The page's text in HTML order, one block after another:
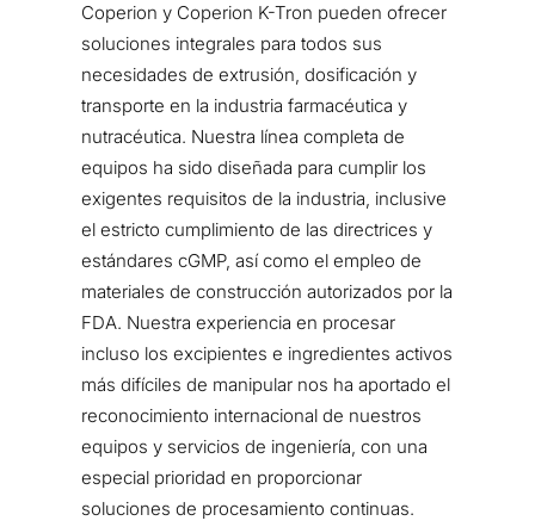
Coperion y Coperion K-Tron pueden ofrecer
soluciones integrales para todos sus
necesidades de extrusión, dosificación y
transporte en la industria farmacéutica y
nutracéutica. Nuestra línea completa de
equipos ha sido diseñada para cumplir los
exigentes requisitos de la industria, inclusive
el estricto cumplimiento de las directrices y
estándares cGMP, así como el empleo de
materiales de construcción autorizados por la
FDA. Nuestra experiencia en procesar
incluso los excipientes e ingredientes activos
más difíciles de manipular nos ha aportado el
reconocimiento internacional de nuestros
equipos y servicios de ingeniería, con una
especial prioridad en proporcionar
soluciones de procesamiento continuas.